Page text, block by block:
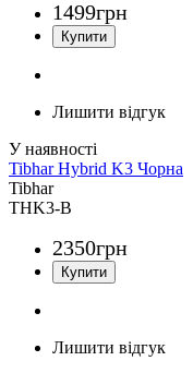
1499грн
Лишити відгук
Tibhar Hybrid K3 Чорна
Tibhar
THK3-B
2350грн
Лишити відгук